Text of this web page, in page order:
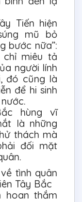
Tiến hiện
mũ bỏ
bước nữa”:
miêu tả
người lính
đó cũng là
để hi sinh
hùng vĩ
là những
thách mà
đối mặt
tình quân
Tây Bắc
hoan thắm